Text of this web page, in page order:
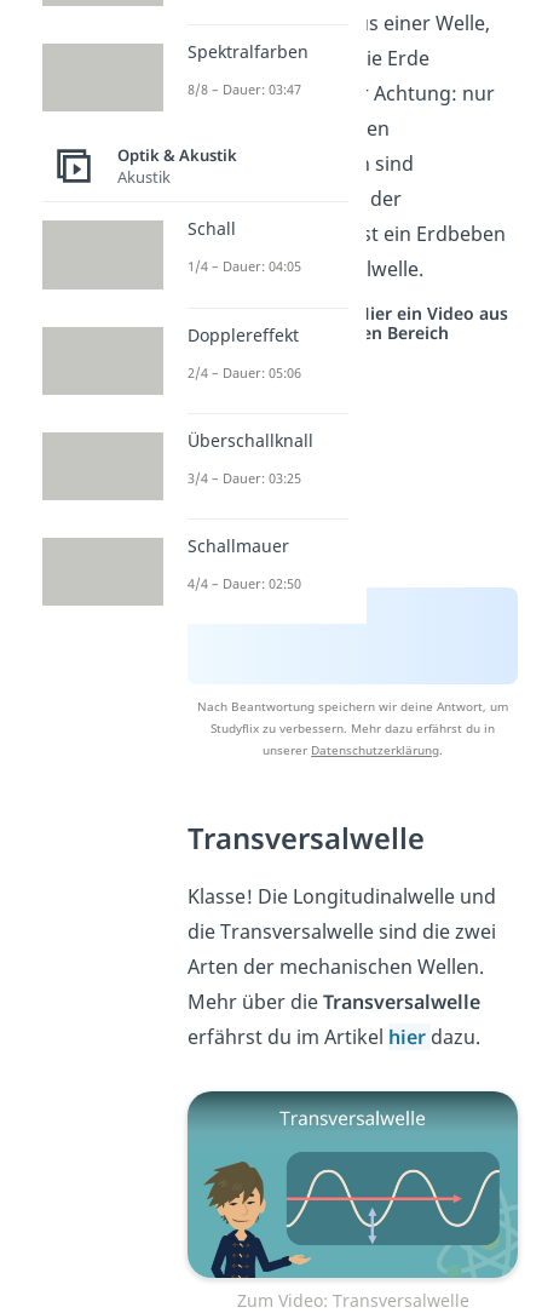
besteht auch aus einer Welle,
die sich durch die Erde
ausbreitet. Aber Achtung: nur
die unterirdischen
Erdbebenwellen sind
longitudinal. An der
Erdoberfläche ist ein Erdbeben
eine Transversalwelle.
Studyflix vernetzt: Hier ein Video aus
einem anderen Bereich
Nach Beantwortung speichern wir deine Antwort, um
Studyflix zu verbessern. Mehr dazu erfährst du in
unserer Datenschutzerklärung.
Transversalwelle
Klasse! Die Longitudinalwelle und
die Transversalwelle sind die zwei
Arten der mechanischen Wellen.
Mehr über dieTransversalwelle
erfährst du im Artikel hier dazu.
Zum Video: Transversalwelle
Spektralfarben
8/8 – Dauer: 03:47
Optik & Akustik
Akustik
Schall
1/4 – Dauer: 04:05
Dopplereffekt
2/4 – Dauer: 05:06
Überschallknall
3/4 – Dauer: 03:25
Schallmauer
4/4 – Dauer: 02:50